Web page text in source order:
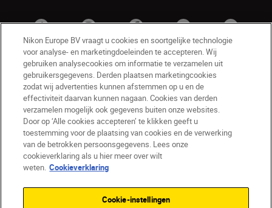
BE(nl) Nikon Sites
Contact opnemen
Privacyverklaring
Gebruiksvoorwaarden
Nikon Store - Algemene voorwaarden
Cookieverklaring
Toegankelijkheid
Cookie-instellingen
Nikon Europe BV vraagt u cookies en soortgelijke technologie
voor analyse- en marketingdoeleinden te accepteren. Wij
gebruiken analysecookies om informatie te verzamelen uit
gebruikersgegevens. Derden plaatsen marketingcookies
zodat wij advertenties kunnen afstemmen op u en de
effectiviteit daarvan kunnen nagaan. Cookies van derden
verzamelen mogelijk ook gegevens buiten onze websites.
Door op ‘Alle cookies accepteren’ te klikken geeft u
toestemming voor de plaatsing van cookies en de verwerking
van de betrokken persoonsgegevens. Lees onze
cookieverklaring als u hier meer over wilt
weten. Cookieverklaring
Cookie-instellingen